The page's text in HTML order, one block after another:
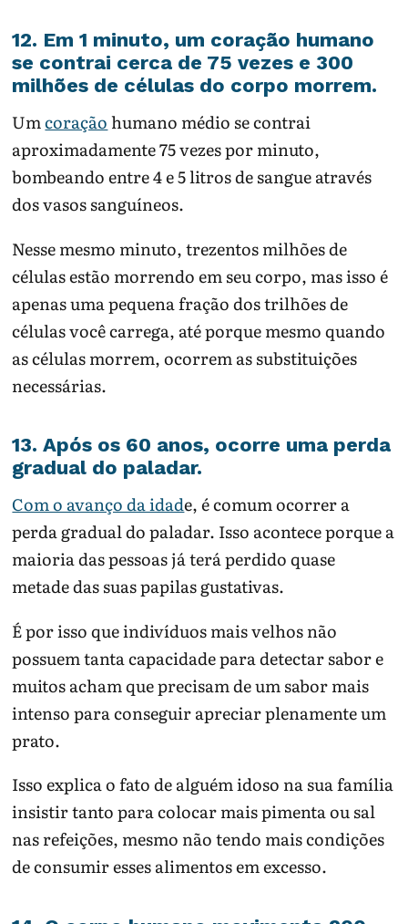
12. Em 1 minuto, um coração humano
se contrai cerca de 75 vezes e 300
milhões de células do corpo morrem.
Umcoraçãohumano médio se contrai
aproximadamente 75 vezes por minuto,
bombeando entre 4 e 5 litros de sangue através
dos vasos sanguíneos.
Nesse mesmo minuto, trezentos milhões de
células estão morrendo em seu corpo, mas isso é
apenas uma pequena fração dos trilhões de
células você carrega, até porque mesmo quando
as células morrem, ocorrem as substituições
necessárias.
13. Após os 60 anos, ocorre uma perda
gradual do paladar.
Com o avanço da idade, é comum ocorrer a
perda gradual do paladar. Isso acontece porque a
maioria das pessoas já terá perdido quase
metade das suas papilas gustativas.
É por isso que indivíduos mais velhos não
possuem tanta capacidade para detectar sabor e
muitos acham que precisam de um sabor mais
intenso para conseguir apreciar plenamente um
prato.
Isso explica o fato de alguém idoso na sua família
insistir tanto para colocar mais pimenta ou sal
nas refeições, mesmo não tendo mais condições
de consumir esses alimentos em excesso.